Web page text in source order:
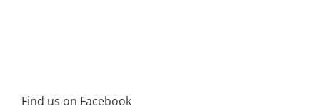
Find us on Facebook